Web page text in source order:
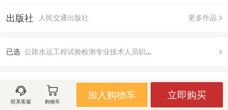
出版社 人民交通出版社 更多作品
已选 公路水运工程试验检测专业技术人员职业资格考试用书 水运结构与地基（2025年版）, 默认
送至
北京 北京市 朝阳区
有货
联系客服 购物车
加入购物车 立即购买